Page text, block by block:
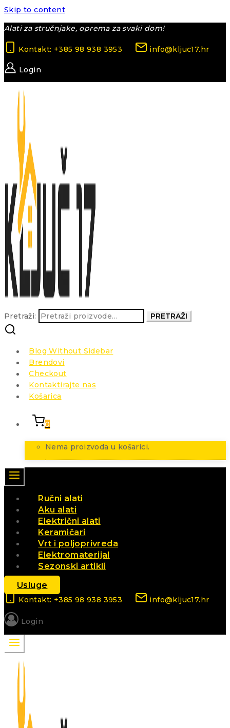
Skip to content
Alati za stručnjake, oprema za svaki dom!
Kontakt: +385 98 938 3953 info@kljuc17.hr
Login
Pretraži: PRETRAŽI
Blog Without Sidebar
Brendovi
Checkout
Kontaktirajte nas
Košarica
0
Nema proizvoda u košarici.
Ručni alati
Aku alati
Električni alati
Keramičari
Vrt i poljoprivreda
Elektromaterijal
Sezonski artikli
Usluge
Kontakt: +385 98 938 3953 info@kljuc17.hr
Login